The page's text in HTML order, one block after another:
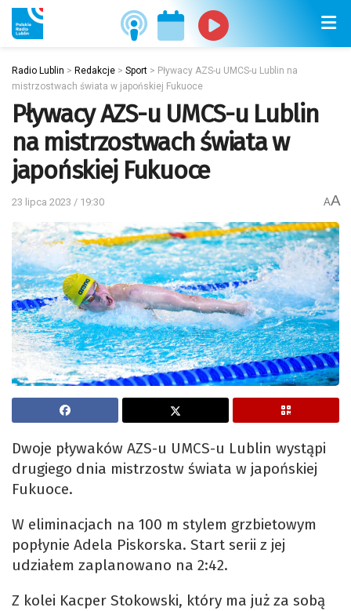
Radio Lublin > Redakcje > Sport > Pływacy AZS-u UMCS-u Lublin na
mistrzostwach świata w japońskiej Fukuoce
Pływacy AZS-u UMCS-u Lublin
na mistrzostwach świata w
japońskiej Fukuoce
23 lipca 2023 / 19:30 AA
Dwoje pływaków AZS-u UMCS-u Lublin wystąpi
drugiego dnia mistrzostw świata w japońskiej
Fukuoce.
W eliminacjach na 100 m stylem grzbietowym
popłynie Adela Piskorska. Start serii z jej
udziałem zaplanowano na 2:42.
Z kolei Kacper Stokowski, który ma już za sobą